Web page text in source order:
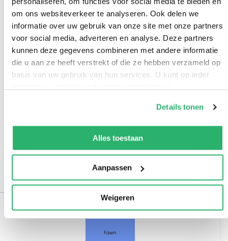
om ons websiteverkeer te analyseren. Ook delen we
informatie over uw gebruik van onze site met onze partners
voor social media, adverteren en analyse. Deze partners
kunnen deze gegevens combineren met andere informatie
die u aan ze heeft verstrekt of die ze hebben verzameld op
basis van uw gebruik van hun services. U kunt op ieder
kunnen ontvangen en verwerken.
Details tonen
Alles toestaan
Aanpassen
Weigeren